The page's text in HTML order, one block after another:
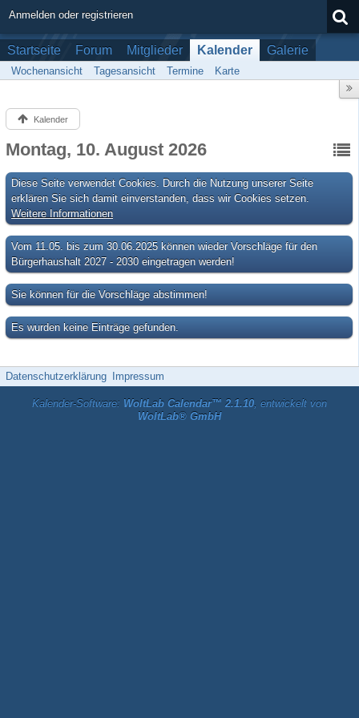
Anmelden oder registrieren
Startseite Forum Mitglieder Kalender Galerie
Wochenansicht Tagesansicht Termine Karte
Kalender
Montag, 10. August 2026
Diese Seite verwendet Cookies. Durch die Nutzung unserer Seite
erklären Sie sich damit einverstanden, dass wir Cookies setzen.
Weitere Informationen
Vom 11.05. bis zum 30.06.2025 können wieder Vorschläge für den
Bürgerhaushalt 2027 - 2030 eingetragen werden!
Sie können für die Vorschläge abstimmen!
Es wurden keine Einträge gefunden.
Datenschutzerklärung Impressum
Kalender-Software: WoltLab Calendar™ 2.1.10, entwickelt von
WoltLab® GmbH